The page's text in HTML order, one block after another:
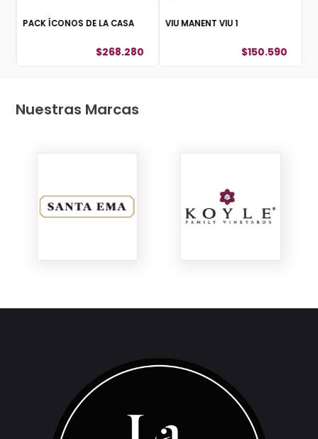
PACK ÍCONOS DE LA CASA
$268.280
VIU MANENT VIU 1
$150.590
Nuestras Marcas